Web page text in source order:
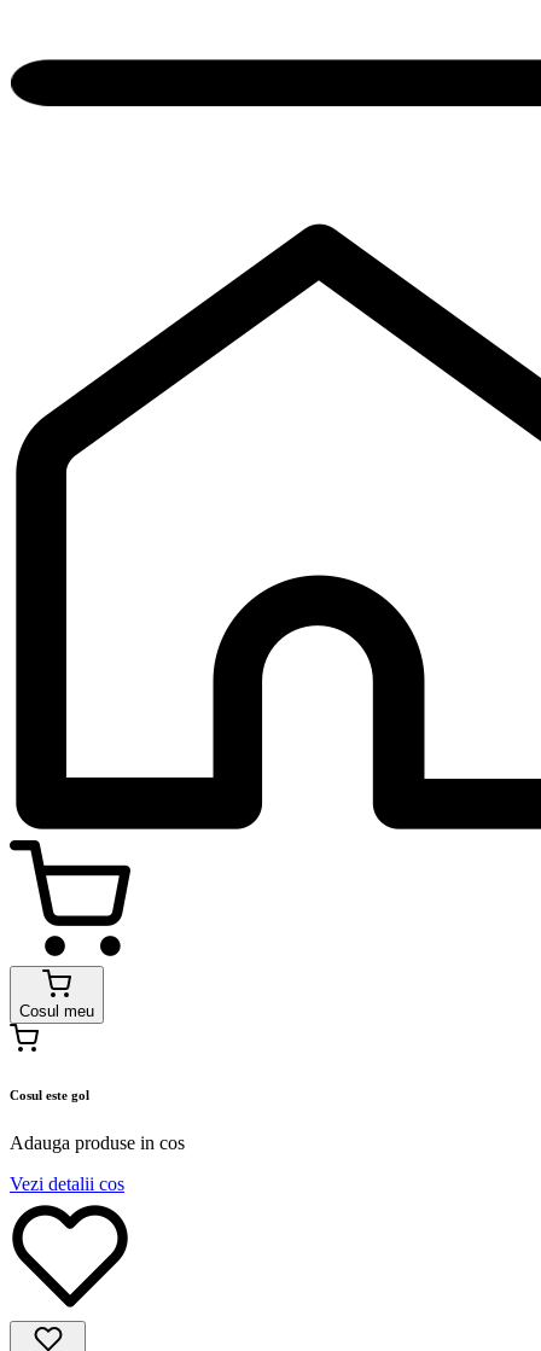
Cosul meu
Cosul este gol
Adauga produse in cos
Vezi detalii cos